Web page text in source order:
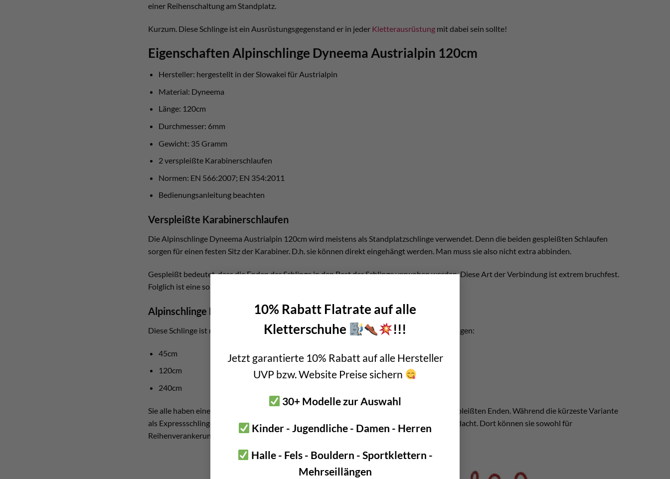
10% Rabatt Flatrate auf alle
Kletterschuhe
!!!
Jetzt garantierte 10% Rabatt auf alle Hersteller
UVP bzw. Website Preise sichern
30+ Modelle zur Auswahl
Kinder - Jugendliche - Damen - Herren
Halle - Fels - Bouldern - Sportklettern -
Mehrseillängen
einer Reihenschaltung am Standplatz.
Kurzum. Diese Schlinge ist ein Ausrüstungsgegenstand er in jeder Kletterausrüstung mit dabei sein sollte!
Eigenschaften Alpinschlinge Dyneema Austrialpin 120cm
Hersteller: hergestellt in der Slowakei für Austrialpin
Material: Dyneema
Länge: 120cm
Durchmesser: 6mm
Gewicht: 35 Gramm
2 verspleißte Karabinerschlaufen
Normen: EN 566:2007; EN 354:2011
Bedienungsanleitung beachten
Verspleißte Karabinerschlaufen
Die Alpinschlinge Dyneema Austrialpin 120cm wird meistens als Standplatzschlinge verwendet. Denn die beiden gespleißten Schlaufen
sorgen für einen festen Sitz der Karabiner. D.h. sie können direkt eingehängt werden. Man muss sie also nicht extra abbinden.
Gespleißt bedeutet, dass die Enden der Schlinge in den Rest der Schlinge verwoben werden. Diese Art der Verbindung ist extrem bruchfest.
Folglich ist eine solche Schlinge auch ideal, um sie in Reihe zu schalten.
Alpinschlinge Dyneema Austrialpin 120cm – eine von 3 Größen
Diese Schlinge ist nur eine von drei dieser Serie. Die Produktreihe umfasst die folgenden Längen:
45cm
120cm
240cm
Sie alle haben eine etwas andere Verwendung. Was sie allerdings gemein haben sind die gespleißten Enden. Während die kürzeste Variante
als Expressschlinge verwendet wird, sind die beiden anderen eher für den Standplatzbau gedacht. Dort können sie sowohl für
Reihenverankerung als auch Ausgleichsverankerung genutzt werden.